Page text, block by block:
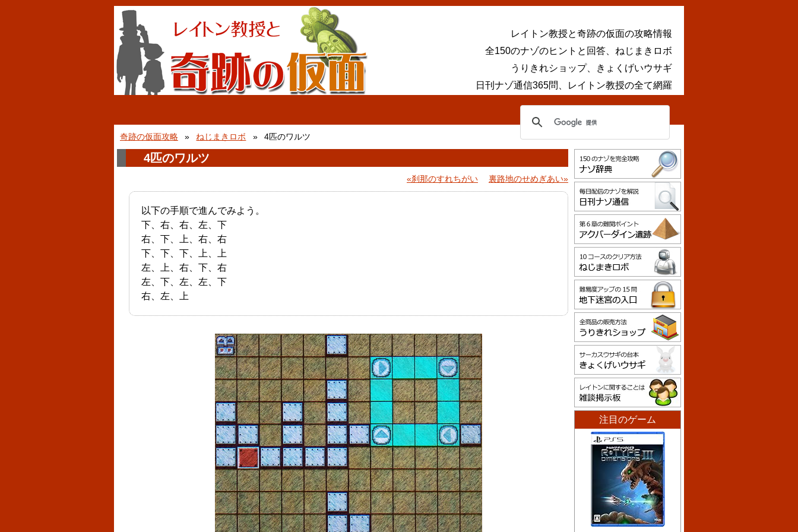
レイトン教授と奇跡の仮面の攻略情報
全150のナゾのヒントと回答、ねじまきロボ
うりきれショップ、きょくげいウサギ
日刊ナゾ通信365問、レイトン教授の全て網羅
奇跡の仮面攻略 ねじまきロボ 4匹のワルツ
4匹のワルツ
刹那のすれちがい 裏路地のせめぎあい
以下の手順で進んでみよう。
下、右、右、左、下
右、下、上、右、右
下、下、下、上、上
左、上、右、下、右
左、下、左、左、下
右、左、上
注目のゲーム